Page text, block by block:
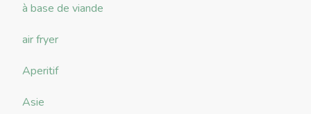
à base de viande
air fryer
Aperitif
Asie